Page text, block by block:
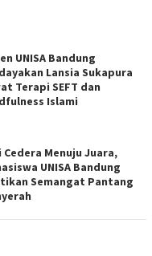
UNISA Bandung
Lansia Sukapura
Terapi SEFT dan
Islami
Cedera Menuju Juara,
UNISA Bandung
Semangat Pantang